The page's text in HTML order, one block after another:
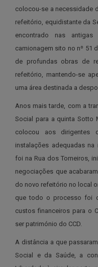
colocou-se a necessidade
refeitório, equidistante da
encontrado nas
camionagem sito no nº 51
de profundas obras de
refeitório, mantendo-se
uma área destinada a
Anos mais tarde, com a
Social para a quinta Sotto
colocou aos dirigentes
instalações adequadas
foi na Rua dos Torneiros,
negociações que
do novo refeitório no local
que todo o processo foi
custos financeiros para o
ser património do CCD.
A distância a que
Social e da Saúde, a